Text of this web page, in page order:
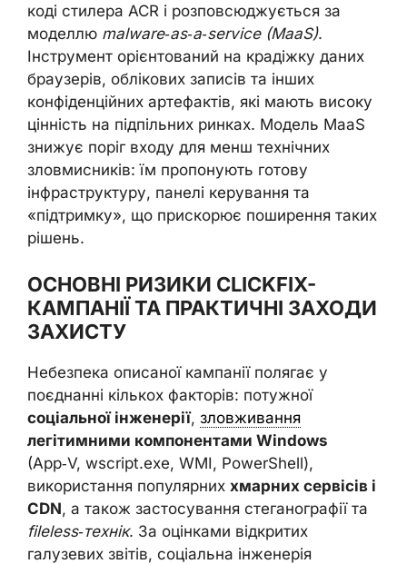
коді стилера ACR і розповсюджується за
моделлю malware‑as‑a‑service (MaaS).
Інструмент орієнтований на крадіжку даних
браузерів, облікових записів та інших
конфіденційних артефактів, які мають високу
цінність на підпільних ринках. Модель MaaS
знижує поріг входу для менш технічних
зловмисників: їм пропонують готову
інфраструктуру, панелі керування та
«підтримку», що прискорює поширення таких
рішень.
ОСНОВНІ РИЗИКИ CLICKFIX-
КАМПАНІЇ ТА ПРАКТИЧНІ ЗАХОДИ
ЗАХИСТУ
Небезпека описаної кампанії полягає у
поєднанні кількох факторів: потужної
соціальної інженерії, зловживання
легітимними компонентами Windows
(App‑V, wscript.exe, WMI, PowerShell),
використання популярних хмарних сервісів і
CDN, а також застосування стеганографії та
fileless‑технік. За оцінками відкритих
галузевих звітів, соціальна інженерія